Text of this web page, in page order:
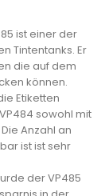
ist einer der
Tintentanks. Er
die auf dem
können.
Etiketten
sowohl mit
Anzahl an
ist ist sehr
der VP485